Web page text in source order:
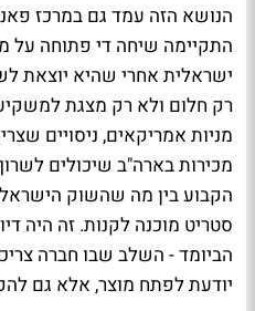
הנושא הזה עמד גם במרכז
התקיימה שיחה די פתוחה על
ישראלית אחרי שהיא יוצאת
רק חלום ולא רק מצגת
מניות אמריקאים, ניסויים
מכירות בארה"ב שיכולים
הקבוע בין מה שהשוק
סטריט מוכנה לקנות. זה היה
הביומד - השלב שבו חברה
יודעת לפתח מוצר, אלא גם